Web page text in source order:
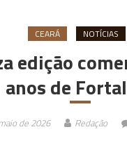
CEARÁ NOTÍCIAS
edição
anos de
de 2026 Redação